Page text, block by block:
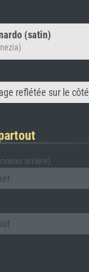
(satin)
reflétée sur le côté
arrière)